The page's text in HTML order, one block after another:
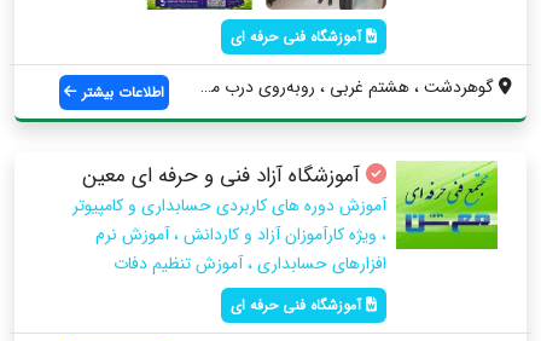
آموزشگاه فنی حرفه ای
گوهردشت ، هشتم غربی ، روبه‌روی درب مسجد ... اطلاعات بیشتر
آموزشگاه آزاد فنی و حرفه ای معین
آموزش دوره های کاربردی حسابداری و کامپیوتر
، ویژه کارآموزان آزاد و کاردانش ، آموزش نرم
افزارهای حسابداری ، آموزش تنظیم دفات
آموزشگاه فنی حرفه ای